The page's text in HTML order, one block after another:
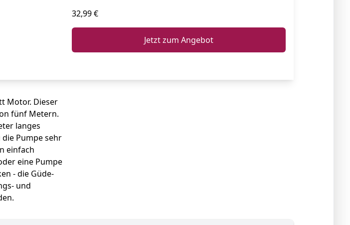
32,99 €
Jetzt zum Angebot
Motor. Dieser
fünf Metern.
langes
Pumpe sehr
einfach
eine Pumpe
- die Güde-
und